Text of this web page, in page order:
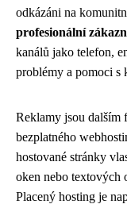
odkázáni na
profesionální
kanálů jako telefon,
problémy a pomoci s
Reklamy jsou dalším
bezplatného
hostované stránky
oken nebo textových
Placený hosting je